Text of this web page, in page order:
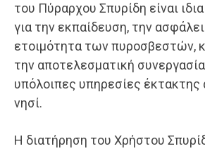
του Πύραρχου Σπυρίδη είναι
για την εκπαίδευση, την
ετοιμότητα των πυροσβεστών,
την αποτελεσματική
υπόλοιπες υπηρεσίες έκτακτης
νησί.
Η διατήρηση του Χρήστου